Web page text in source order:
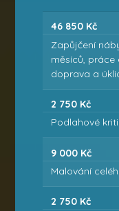
46 850 Kč
Zapůjčení
měsíců, práce
doprava a
2 750 Kč
Podlahové
9 000 Kč
Malování
2 750 Kč